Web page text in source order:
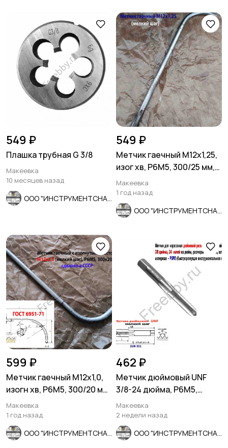
549 ₽
Плашка трубная G 3/8
Макеевка
10 месяцев назад
549 ₽
Метчик гаечный М12х1,25,
изог хв, Р6М5, 300/25 мм,
мелкий шаг, СССР.
Макеевка
1 год назад
599 ₽
Метчик гаечный М12х1,0,
изогн хв, Р6М5, 300/20 мм,
мелкий шаг, СССР.
Макеевка
1 год назад
462 ₽
Метчик дюймовый UNF
3/8-24 дюйма, Р6М5,
штучный, 24 нитки, 80/34
мм.
Макеевка
2 недели назад